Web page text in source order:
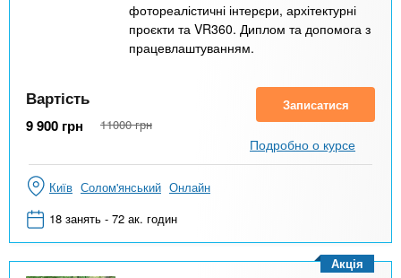
фотореалістичні інтерєри, архітектурні
проєкти та VR360. Диплом та допомога з
працевлаштуванням.
Вартість
9 900 грн 11000 грн
Записатися
Подробно о курсе
Київ Солом'янський Онлайн
18 занять - 72 ак. годин
Акція